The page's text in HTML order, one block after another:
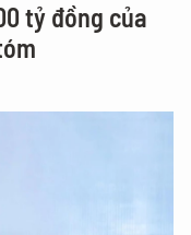
tỷ đồng của